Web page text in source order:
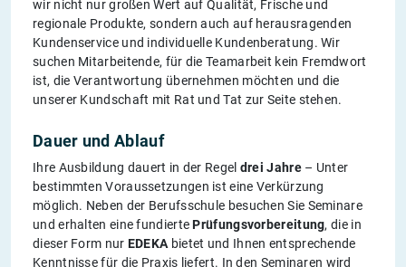
wir nicht nur großen Wert auf Qualität, Frische und
regionale Produkte, sondern auch auf herausragenden
Kundenservice und individuelle Kundenberatung. Wir
suchen Mitarbeitende, für die Teamarbeit kein Fremdwort
ist, die Verantwortung übernehmen möchten und die
unserer Kundschaft mit Rat und Tat zur Seite stehen.
Dauer und Ablauf
Ihre Ausbildung dauert in der Regel drei Jahre– Unter
bestimmten Voraussetzungen ist eine Verkürzung
möglich. Neben der Berufsschule besuchen Sie Seminare
und erhalten eine fundiertePrüfungsvorbereitung, die in
dieser Form nur EDEKA bietet und Ihnen entsprechende
Kenntnisse für die Praxis liefert. In den Seminaren wird